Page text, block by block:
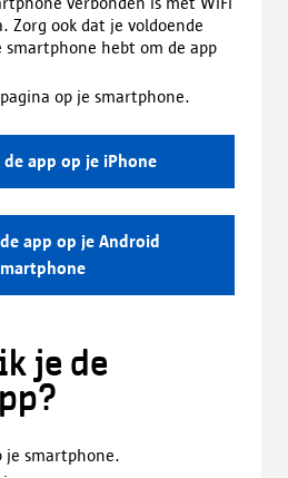
Zorg ook dat je voldoende
smartphone hebt om de app
op je smartphone.
app op je iPhone
app op je Android
je de
je smartphone.